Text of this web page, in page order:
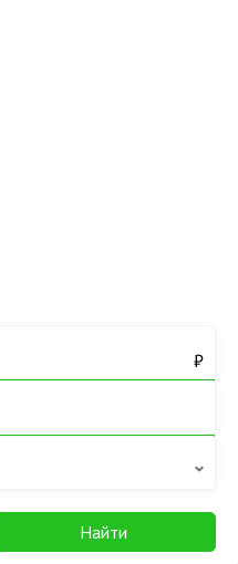
₽
Найти